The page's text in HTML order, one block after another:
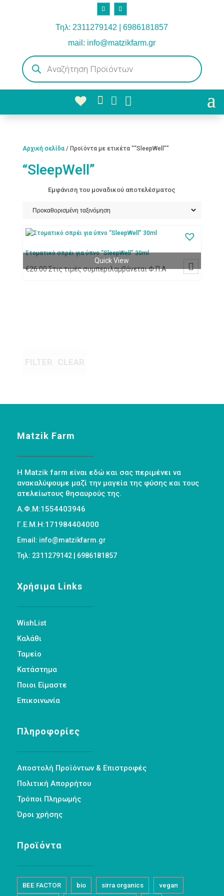
Τηλ: 2311279142 | 6986181857
mail: info@matzikfarm.gr
Products
search
  
Αρχική σελίδα/ Προϊόντα με ετικέτα ““SleepWell””
“SleepWell”
Εμφάνιση του μοναδικού αποτελέσματος
Στοματικό σπρέι για ύπνο “SleepWell” 30ml
€26.00Στις τιμές συμπεριλαμβάνεται Φ.Π.Α
Quick View

Matzik Farm
Η Matzik farm είναι εδώ και σας περιμένει να
ανακαλύψουμε μαζί την μαγεία της φύσης και τους
ατελείωτους θησαυρούς της.
Α.Φ.Μ:1554403946
Γ.Ε.Μ.Η:171984404000
Email: info@matzikfarm.gr
Τηλ: 2311279142 | 6986181857
Χρήσιμα Links
WishList
Καλάθι
Ταμείο
Κατάστημα
Ποιοι Είμαστε
Επικοινωνία
Πληροφορίες
Αποστολή Προϊόντων & Επιστροφές
Πολιτική Απορρήτου
Τρόποι Πληρωμής
Όροι χρήσης
Προϊόντα
BEE FACTOR bio sirra organics vegan